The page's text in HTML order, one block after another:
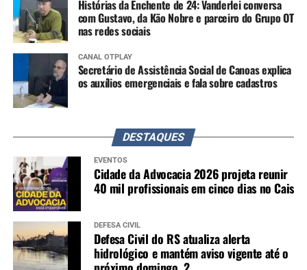
Histórias da Enchente de 24: Vanderlei conversa
com Gustavo, da Kão Nobre e parceiro do Grupo OT
nas redes sociais
CANAL OTPLAY
Secretário de Assistência Social de Canoas explica
os auxílios emergenciais e fala sobre cadastros
DESTAQUES
EVENTOS
Cidade da Advocacia 2026 projeta reunir
40 mil profissionais em cinco dias no Cais
DEFESA CIVIL
Defesa Civil do RS atualiza alerta
hidrológico e mantém aviso vigente até o